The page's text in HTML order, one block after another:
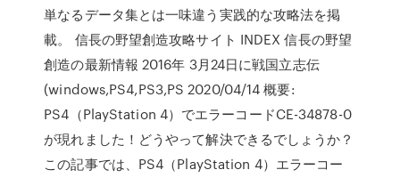
単なるデータ集とは一味違う実践的な攻略法を掲
載。 信長の野望創造攻略サイト INDEX 信長の野望
創造の最新情報 2016年 3月24日に戦国立志伝
(windows,PS4,PS3,PS 2020/04/14 概要:
PS4（PlayStation 4）でエラーコードCE-34878-0
が現れました！どうやって解決できるでしょうか？
この記事では、PS4（PlayStation 4）エラーコー